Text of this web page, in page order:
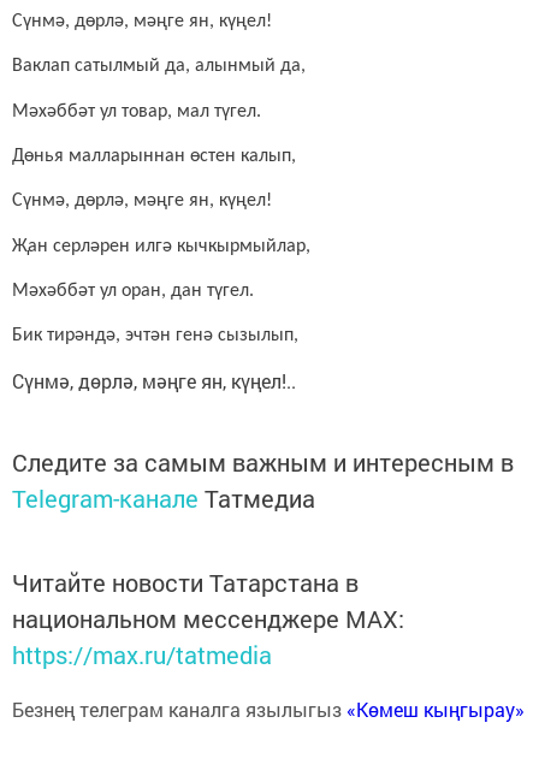
Сүнмә, дөрлә, мәңге ян, күңел!
Ваклап сатылмый да, алынмый да,
Мәхәббәт ул товар, мал түгел.
Дөнья малларыннан өстен калып,
Сүнмә, дөрлә, мәңге ян, күңел!
Җан серләрен илгә кычкырмыйлар,
Мәхәббәт ул оран, дан түгел.
Бик тирәндә, эчтән генә сызылып,
Сүнмә, дөрлә, мәңге ян, күңел!..
Следите за самым важным и интересным в
Telegram-канале Татмедиа
Читайте новости Татарстана в
национальном мессенджере MАХ:
https://max.ru/tatmedia
Безнең телеграм каналга язылыгыз «Көмеш кыңгырау»